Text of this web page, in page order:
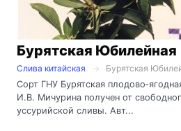
Бурятская Юбилейная
Слива китайская
Бурятская
Сорт ГНУ Бурятская
И.В. Мичурина получен от
уссурийской сливы. Авт...